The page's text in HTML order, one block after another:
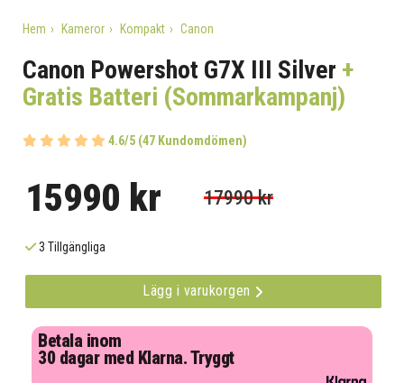
Hem Kameror Kompakt Canon
Canon Powershot G7X III Silver +
Gratis Batteri (Sommarkampanj)
4.6/5 (47 Kundomdömen)
15990 kr 17990 kr
3 Tillgängliga
Lägg i varukorgen
Betala inom
30 dagar med Klarna. Tryggt